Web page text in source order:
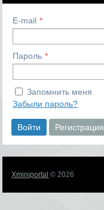
E-mail
Пароль
Запомнить меня
Забыли пароль?
Войти Регистрация
Xminiportal © 2026